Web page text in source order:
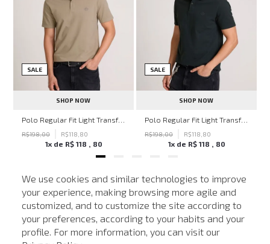
We use cookies and similar technologies to improve
your experience, making browsing more agile and
customized, and to customize the site according to
your preferences, according to your habits and your
profile. For more information, you can visit our
SALE
SHOP NOW
Polo Regular Fit Light Transfer Bege Médio John John Masculina
R$198,00 R$118 80
1x de R$ 118 80
SALE
SHOP NOW
Polo Regular Fit Light Transfer Verde Escuro John John Masculina
R$198,00 R$118 80
1x de R$ 118 80
NEWSLETTER
Cadastre seu e-mail para receber nossas novidades.